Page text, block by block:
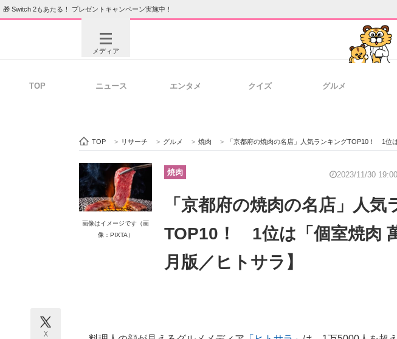
🎁 Switch 2もあたる！ プレゼントキャンペーン実施中！
メディア
ビジネスと働き方のヒント
ITエンジニア向け専門サイト IT製品
TOP ニュース エンタメ クイズ グルメ
TOP > リサーチ > グルメ > 焼肉 > 「京都府の焼肉の名店」人気ランキングTOP10！ 1位は「
画像はイメージです（画
像：PIXTA）
焼肉 2023/11/30
「京都府の焼肉の名店」人気
TOP10！ 1位は「個室焼肉
月版／ヒトサラ】
X